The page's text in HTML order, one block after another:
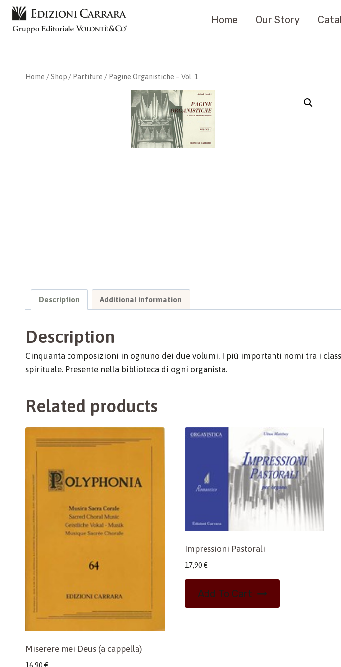
Skip
content
Home Our Story
Home / Shop / Partiture / Pagine Organistiche – Vol. 1
Description Additional information
Description
Cinquanta composizioni in ognuno dei due volumi. I più importanti nomi tra i
spirituale. Presente nella biblioteca di ogni organista.
Related products
Miserere mei Deus (a cappella)
16,90 €
Impressioni Pastorali
17,90 €
Add To Cart